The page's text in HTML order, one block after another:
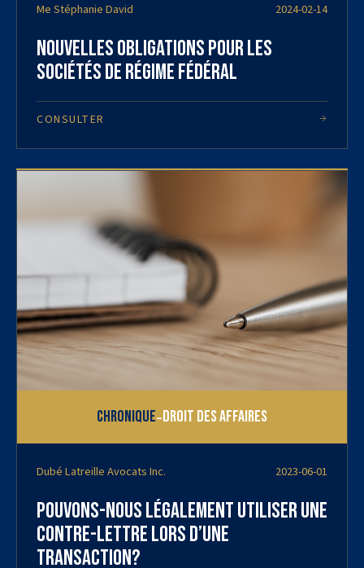
Me Stéphanie David 2024-02-14
Nouvelles obligations pour les
sociétés de régime fédéral
CONSULTER
Chronique-Droit des affaires
Dubé Latreille Avocats Inc. 2023-06-01
Pouvons-nous légalement utiliser une
contre-lettre lors d’une
transaction?